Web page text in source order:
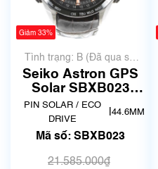
Giảm 33%
Tình trạng: B (Đã qua sử
dụng, hàng đẹp, có chút
xước dăm)
Seiko Astron GPS
Solar SBXB023
(8X82-0AB0)
PIN SOLAR / ECO
DRIVE
44.6MM
Mã số: SBXB023
21.585.000₫